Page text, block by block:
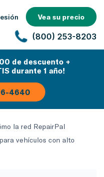
Vea su precio
(800) 253-8203
de descuento +
durante 1 año!
4640
la red RepairPal
vehículos con alto